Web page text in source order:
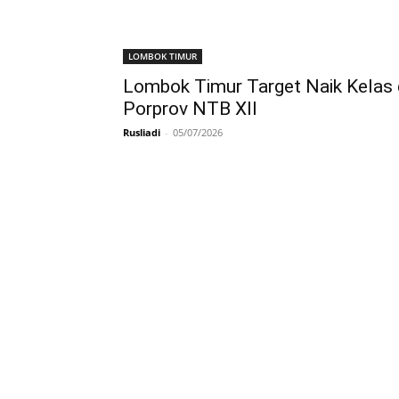
LOMBOK TIMUR
Lombok Timur Target Naik Kelas
Porprov NTB XII
Rusliadi - 05/07/2026